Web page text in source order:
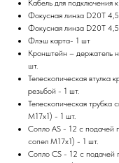
Кабель для подключения
Фокусная линза D20T
Фокусная линза D20T
Флэш карта- 1 шт
Кронштейн – держатель
шт.
Телескопическая втулка
резьбой - 1 шт.
Телескопическая трубка
М17х1) - 1 шт.
Сопло AS - 12 с подачей
сопел М17х1) - 1 шт.
Сопло CS - 12 с подачей